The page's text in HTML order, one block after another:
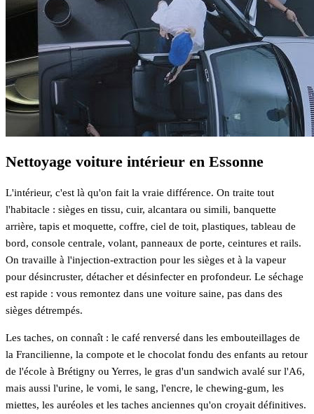
Nettoyage voiture intérieur en Essonne
L'intérieur, c'est là qu'on fait la vraie différence. On traite tout
l'habitacle : sièges en tissu, cuir, alcantara ou simili, banquette
arrière, tapis et moquette, coffre, ciel de toit, plastiques, tableau de
bord, console centrale, volant, panneaux de porte, ceintures et rails.
On travaille à l'injection-extraction pour les sièges et à la vapeur
pour désincruster, détacher et désinfecter en profondeur. Le séchage
est rapide : vous remontez dans une voiture saine, pas dans des
sièges détrempés.
Les taches, on connaît : le café renversé dans les embouteillages de
la Francilienne, la compote et le chocolat fondu des enfants au retour
de l'école à Brétigny ou Yerres, le gras d'un sandwich avalé sur l'A6,
mais aussi l'urine, le vomi, le sang, l'encre, le chewing-gum, les
miettes, les auréoles et les taches anciennes qu'on croyait définitives.